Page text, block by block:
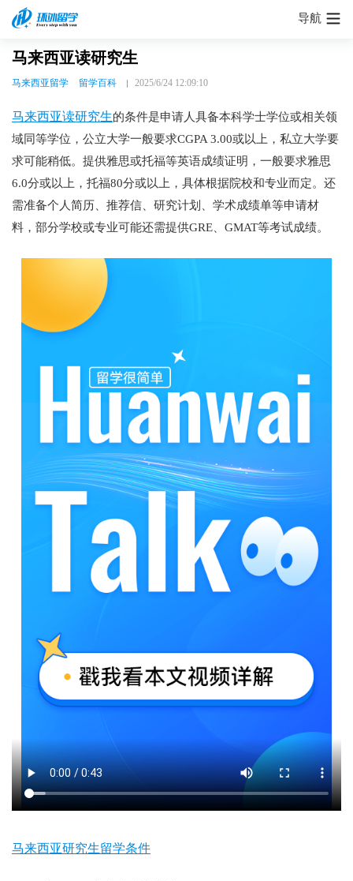
导航
马来西亚读研究生
马来西亚留学 留学百科 2025/6/24 12:09:10
马来西亚读研究生的条件是申请人具备本科学士学位或相关领
域同等学位，公立大学一般要求CGPA 3.00或以上，私立大学要
求可能稍低。提供雅思或托福等英语成绩证明，一般要求雅思
6.0分或以上，托福80分或以上，具体根据院校和专业而定。还
需准备个人简历、推荐信、研究计划、学术成绩单等申请材
料，部分学校或专业可能还需提供GRE、GMAT等考试成绩。
马来西亚研究生留学条件